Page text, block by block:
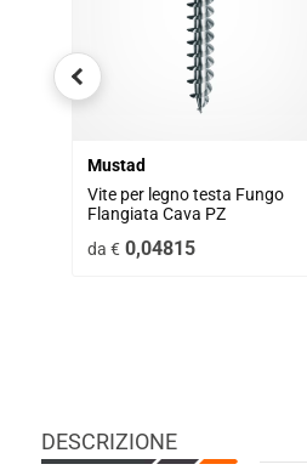
DESCRIZIONE
Mustad
Vite per legno testa Fungo
Flangiata Cava PZ
da € 0,04815